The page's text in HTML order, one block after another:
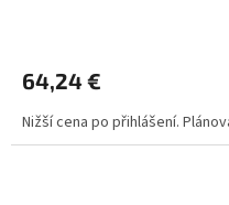
64,24 €
Nižší cena po přihlášení.